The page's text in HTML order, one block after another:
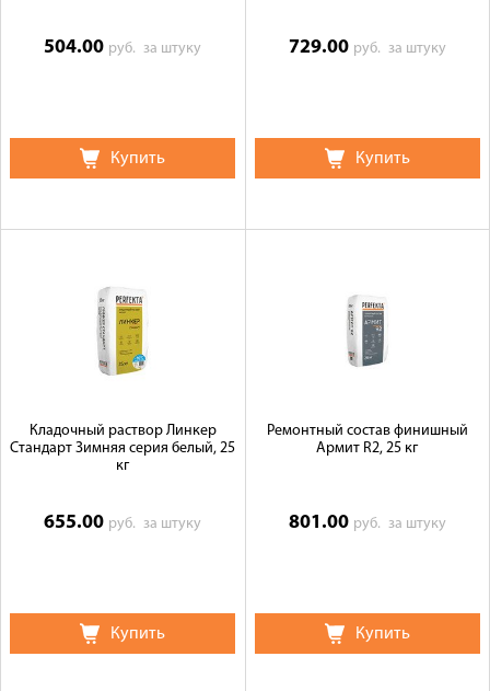
504.00 руб.за штуку
Купить
729.00 руб. за штуку
Купить
Кладочный раствор Линкер
Стандарт Зимняя серия белый, 25
кг
655.00 руб.за штуку
Купить
Ремонтный состав финишный
Армит R2, 25 кг
801.00 руб. за штуку
Купить